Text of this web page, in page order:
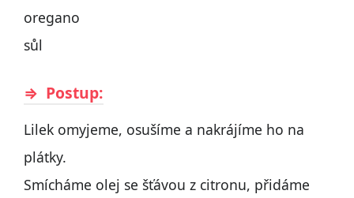
oregano
sůl
Postup:
Lilek omyjeme, osušíme a nakrájíme ho na
plátky.
Smícháme olej se šťávou z citronu, přidáme